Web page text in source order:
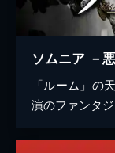
ソムニア －
「ルーム」の
演のファンタ